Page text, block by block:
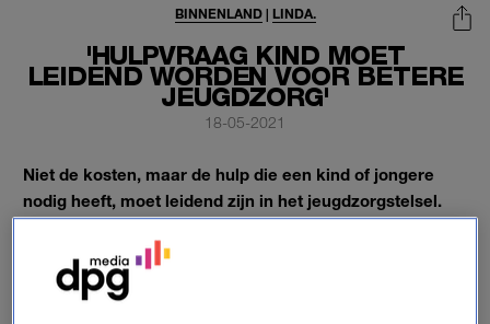
'HULPVRAAG KIND MOET
LEIDEND WORDEN VOOR BETERE
JEUGDZORG'
BINNENLAND| LINDA.
18-05-2021
Niet de kosten, maar de hulp die een kind of jongere
nodig heeft, moet leidend zijn in het jeugdzorgstelsel.
Dat staat in het advies voor betere jeugdzorg van FNV
Zorg & Welzijn en Stichting Beroepseer.
Zorgverleners, ouders en kinderen moeten zelf beslissen over